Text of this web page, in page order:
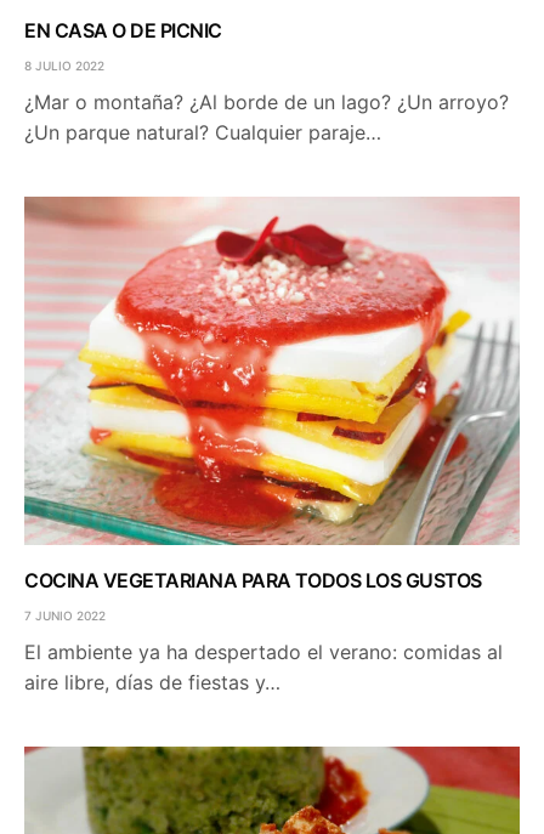
EN CASA O DE PICNIC
8 JULIO 2022
¿Mar o montaña? ¿Al borde de un lago? ¿Un arroyo?
¿Un parque natural? Cualquier paraje…
COCINA VEGETARIANA PARA TODOS LOS GUSTOS
7 JUNIO 2022
El ambiente ya ha despertado el verano: comidas al
aire libre, días de fiestas y…